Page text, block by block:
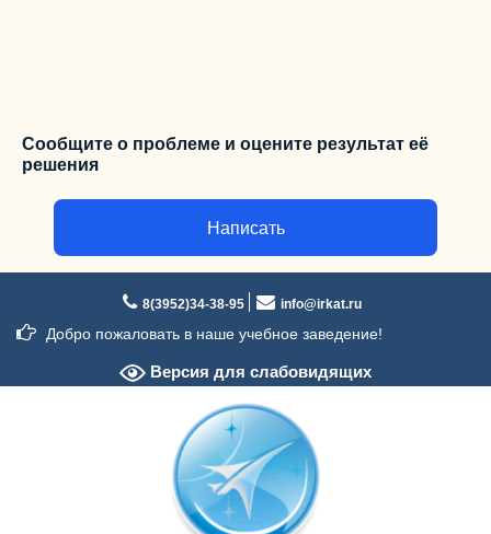
Сообщите о проблеме и оцените результат её
решения
Написать
содержимому
8(3952)34-38-95 info@irkat.ru
Добро пожаловать в наше учебное заведение!
Версия для слабовидящих